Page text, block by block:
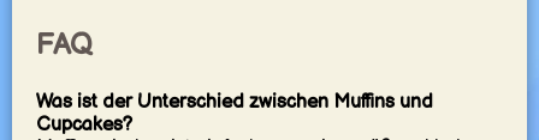
FAQ
Was ist der Unterschied zwischen Muffins und
Cupcakes?